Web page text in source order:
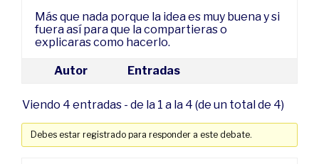
Más que nada porque la idea es muy buena y si
fuera así para que la compartieras o
explicaras como hacerlo.
Autor Entradas
Viendo 4 entradas - de la 1 a la 4 (de un total de 4)
Debes estar registrado para responder a este debate.